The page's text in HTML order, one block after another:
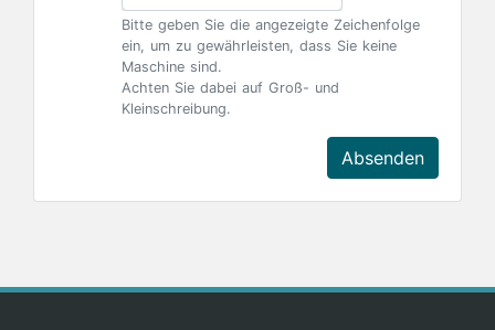
Bitte geben Sie die angezeigte Zeichenfolge
ein, um zu gewährleisten, dass Sie keine
Maschine sind.
Achten Sie dabei auf Groß- und
Kleinschreibung.
Absenden